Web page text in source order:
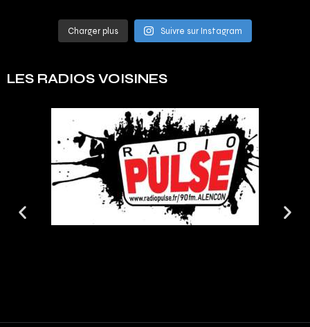
Charger plus Suivre sur Instagram
LES RADIOS VOISINES